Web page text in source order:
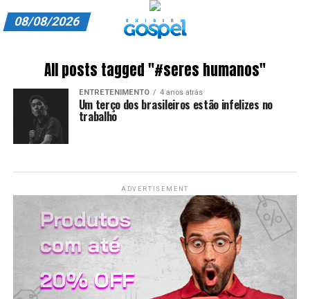
ASSINE
CARRINHO
EDITORIAL
EXPEDIENTE
FINALIZAR COMPRA
HOME
08/08/2026
All posts tagged "#seres humanos"
ENTRETENIMENTO 4 anos atrás
Um terço dos brasileiros estão infelizes no
trabalho
ADVERTISEMENT